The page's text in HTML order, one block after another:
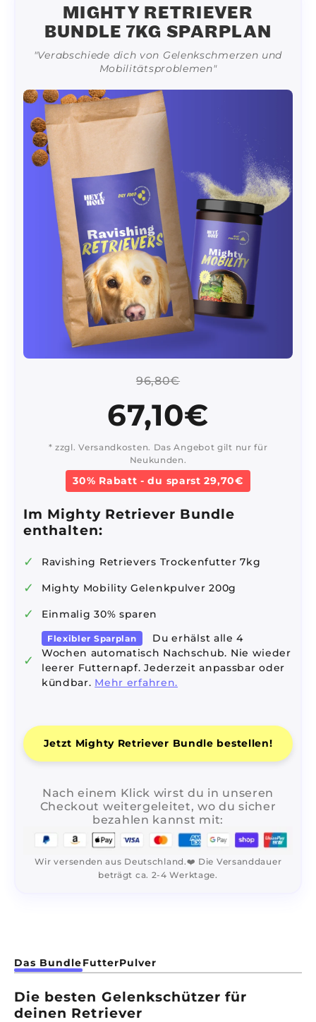
MIGHTY RETRIEVER
BUNDLE 7KG SPARPLAN
"Verabschiede dich von Gelenkschmerzen und
Mobilitätsproblemen"
96,80€
67,10€
* zzgl. Versandkosten. Das Angebot gilt nur für
Neukunden.
30% Rabatt - du sparst 29,70€
Im Mighty Retriever Bundle
enthalten:
✓ Ravishing Retrievers Trockenfutter 7kg
✓ Mighty Mobility Gelenkpulver 200g
✓ Einmalig 30% sparen
✓
Flexibler Sparplan
Du erhälst alle 4
Wochen automatisch Nachschub. Nie wieder
leerer Futternapf. Jederzeit anpassbar oder
kündbar. Mehr erfahren.
Jetzt Mighty Retriever Bundle bestellen!
Nach einem Klick wirst du in unseren
Checkout weitergeleitet, wo du sicher
bezahlen kannst mit:
Wir versenden aus Deutschland.❤️ Die Versanddauer
beträgt ca. 2-4 Werktage.
Das BundleFutterPulver
Die besten Gelenkschützer für
deinen Retriever